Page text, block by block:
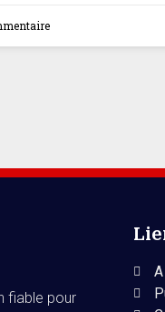
fiable pour